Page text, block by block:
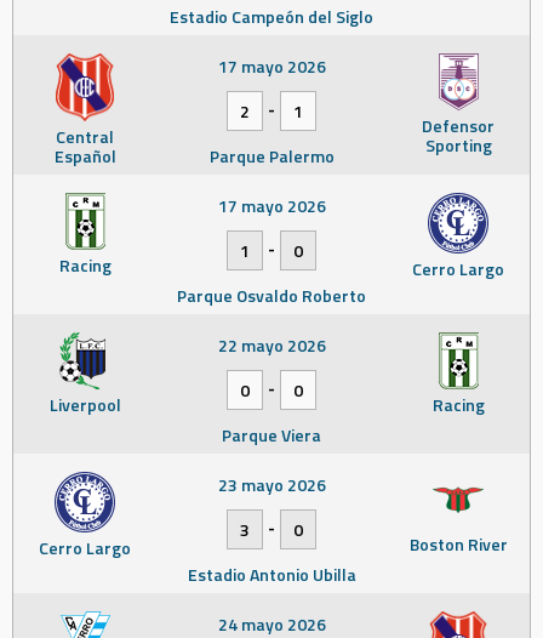
Estadio Campeón del Siglo
Central
Español
Defensor
Sporting
17 mayo 2026
2
-
1
Parque Palermo
Racing Cerro Largo
17 mayo 2026
1
-
0
Parque Osvaldo Roberto
Liverpool Racing
22 mayo 2026
0
-
0
Parque Viera
Cerro Largo Boston River
23 mayo 2026
3
-
0
Estadio Antonio Ubilla
24 mayo 2026